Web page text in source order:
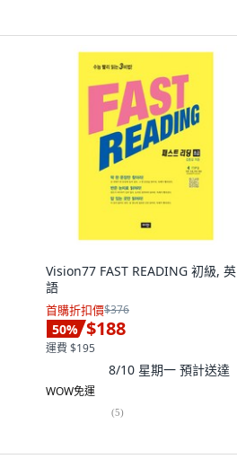
Vision77 FAST READING 初級, 英
語
首購折扣價$376
50% $188
運費 $195
8/10 星期一 預計送達
WOW免運
(5)